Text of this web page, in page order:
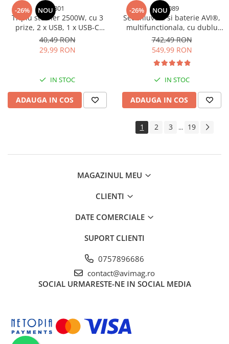
Echipamente profesionale auto
Echipamente pentru atelier
Echipamente pentru service roti
Intretinere & Cosmetica Auto
Redresoare auto
Scule auto
Scule profesionale pentru reparatii
-26% NOU4801
Triplu stecher 2500W, cu 3
prize, 2 x USB, 1 x USB-C
fastcharge, 20w, cu
intrerupator si iluminare LED,
AVI-4801
40,49 RON
29,99 RON
IN STOC
ADAUGA IN COS
-26% NOU4089
Set chiuveta si baterie AVI®,
multifunctionala, cu dublu
waterfall, afisaj electronic
autonom, 750mm x 460mm,
nu necesita conectarea la o
sursa de energie, dark grey,
AVI-4089
742,49 RON
549,99 RON
IN STOC
ADAUGA IN COS
1 2 3 ... 19
MAGAZINUL MEU
CLIENTI
DATE COMERCIALE
SUPORT CLIENTI
0757896686
contact@avimag.ro
SOCIAL URMARESTE-NE IN SOCIAL MEDIA